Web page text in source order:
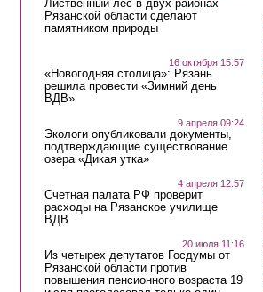
Лиственный лес в двух районах
Рязанской области сделают
памятником природы
16 октября 15:57
«Новогодняя столица»: Рязань
решила провести «Зимний день
ВДВ»
9 апреля 09:24
Экологи опубликовали документы,
подтверждающие существование
озера «Дикая утка»
4 апреля 12:57
Счетная палата РФ проверит
расходы на Рязанское училище
ВДВ
20 июля 11:16
Из четырех депутатов Госдумы от
Рязанской области против
повышения пенсионного возраста 19